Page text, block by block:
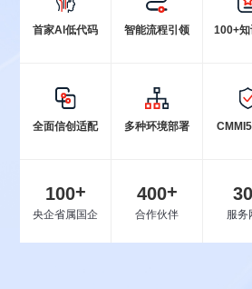
首家Al低代码 智能流程引领 100+知
全面信创适配 多种环境部署
100+
央企省属国企
400+
合作伙伴
30
服务